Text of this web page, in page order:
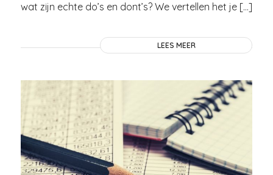
wat zijn echte do’s en dont’s? We vertellen het je […]
LEES MEER